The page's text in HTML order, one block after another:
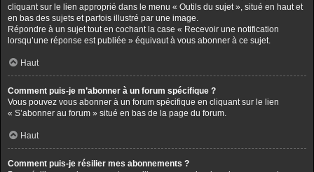
cliquant sur le lien approprié dans le menu « Outils du sujet », situé en haut et
en bas des sujets et parfois illustré par une image.
Répondre à un sujet tout en cochant la case « Recevoir une notification
lorsqu’une réponse est publiée » équivaut à vous abonner à ce sujet.
Haut
Comment puis-je m’abonner à un forum spécifique ?
Vous pouvez vous abonner à un forum spécifique en cliquant sur le lien
« S’abonner au forum » situé en bas de la page du forum.
Haut
Comment puis-je résilier mes abonnements ?